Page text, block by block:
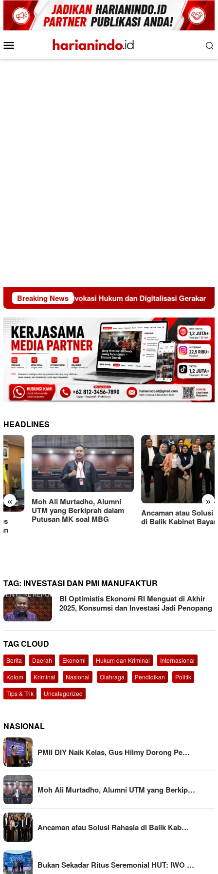
Loncat
ke
konten
Mobile
Breaking News
Advokasi Hukum dan Digitalisasi Gerakan
HEADLINES
« »
Moh Ali Murtadho, Alumni
UTM yang Berkiprah dalam
Putusan MK soal MBG
Ancaman atau Solusi Rahasia
di Balik Kabinet Bayangan
TAG: INVESTASI DAN PMI MANUFAKTUR
BI Optimistis Ekonomi RI Menguat di Akhir
2025, Konsumsi dan Investasi Jadi Penopang
TAG CLOUD
Berita Daerah Ekonomi Hukum dan Kriminal
Internasional
Kolom
Kriminal Nasional Olahraga Pendidikan
Politik
Tips & Trik
Uncategorized
NASIONAL
PMII DIY Naik Kelas, Gus Hilmy Dorong Pe…
Moh Ali Murtadho, Alumni UTM yang Berkip…
Ancaman atau Solusi Rahasia di Balik Kab…
Bukan Sekadar Ritus Seremonial HUT: IWO …